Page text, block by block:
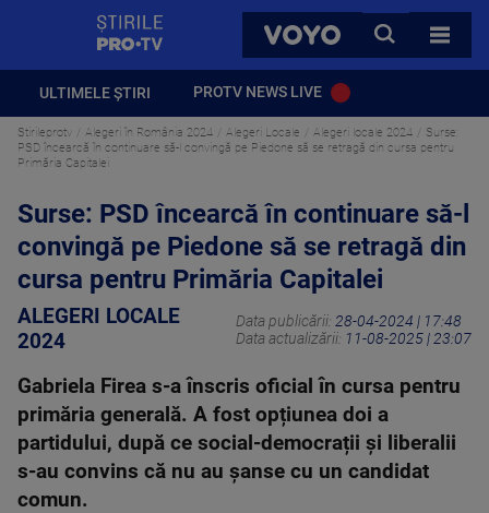
VOYO
CAUTA
TOATE
ULTIMELE ȘTIRI PROTV NEWS LIVE
Stirileprotv Alegeri în România 2024 Alegeri Locale Alegeri locale 2024
Surse:
PSD încearcă în continuare să-l convingă pe Piedone să se retragă din cursa pentru
Primăria Capitalei
Surse: PSD încearcă în continuare să-l
convingă pe Piedone să se retragă din
cursa pentru Primăria Capitalei
ALEGERI LOCALE
2024
Data publicării: 28-04-2024 | 17:48
Data actualizării: 11-08-2025 | 23:07
Gabriela Firea s-a înscris oficial în cursa pentru
primăria generală. A fost opțiunea doi a
partidului, după ce social-democrații și liberalii
s-au convins că nu au șanse cu un candidat
comun.